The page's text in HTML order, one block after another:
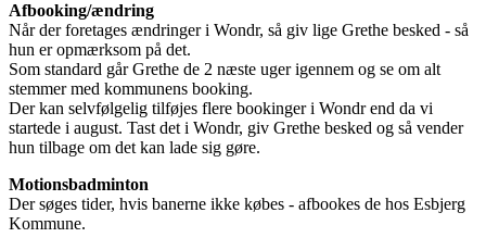
Afbooking/ændring
Når der foretages ændringer i Wondr, så giv lige Grethe besked - så
hun er opmærksom på det.
Som standard går Grethe de 2 næste uger igennem og se om alt
stemmer med kommunens booking.
Der kan selvfølgelig tilføjes flere bookinger i Wondr end da vi
startede i august. Tast det i Wondr, giv Grethe besked og så vender
hun tilbage om det kan lade sig gøre.
Motionsbadminton
Der søges tider, hvis banerne ikke købes - afbookes de hos Esbjerg
Kommune.